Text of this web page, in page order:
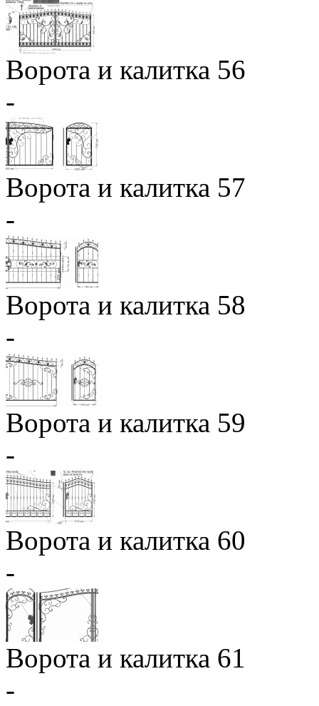
Ворота и калитка 56
-
Ворота и калитка 57
-
Ворота и калитка 58
-
Ворота и калитка 59
-
Ворота и калитка 60
-
Ворота и калитка 61
-